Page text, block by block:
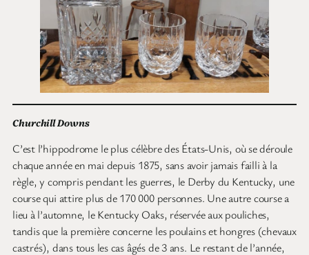
Churchill Downs
C’est l’hippodrome le plus célèbre des États-Unis, où se déroule
chaque année en mai depuis 1875, sans avoir jamais failli à la
règle, y compris pendant les guerres, le Derby du Kentucky, une
course qui attire plus de 170 000 personnes. Une autre course a
lieu à l’automne, le Kentucky Oaks, réservée aux pouliches,
tandis que la première concerne les poulains et hongres (chevaux
castrés), dans tous les cas âgés de 3 ans. Le restant de l’année,